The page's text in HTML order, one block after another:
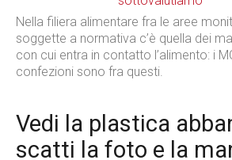
Nella filiera alimentare fra le aree
soggette a normativa c’è quella dei
con cui entra in contatto l’alimento: i
confezioni sono fra questi.
Vedi la plastica
scatti la foto e la